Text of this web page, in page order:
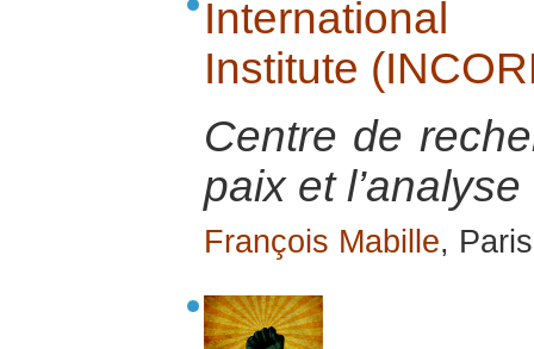
International
Institute
Centre de
paix et
François Mabille,